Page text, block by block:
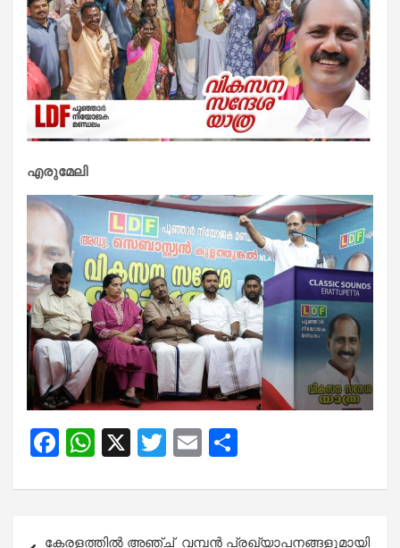
എരുമേലി
F
ce
W
at
s
X
T
tt
er
E
ail ar
e
കേരളത്തിൽ അഞ്ച് വമ്പൻ പ്രഖ്യാപനങ്ങളുമായി